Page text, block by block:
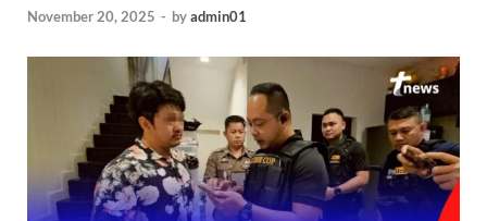
November 20, 2025 - byadmin01